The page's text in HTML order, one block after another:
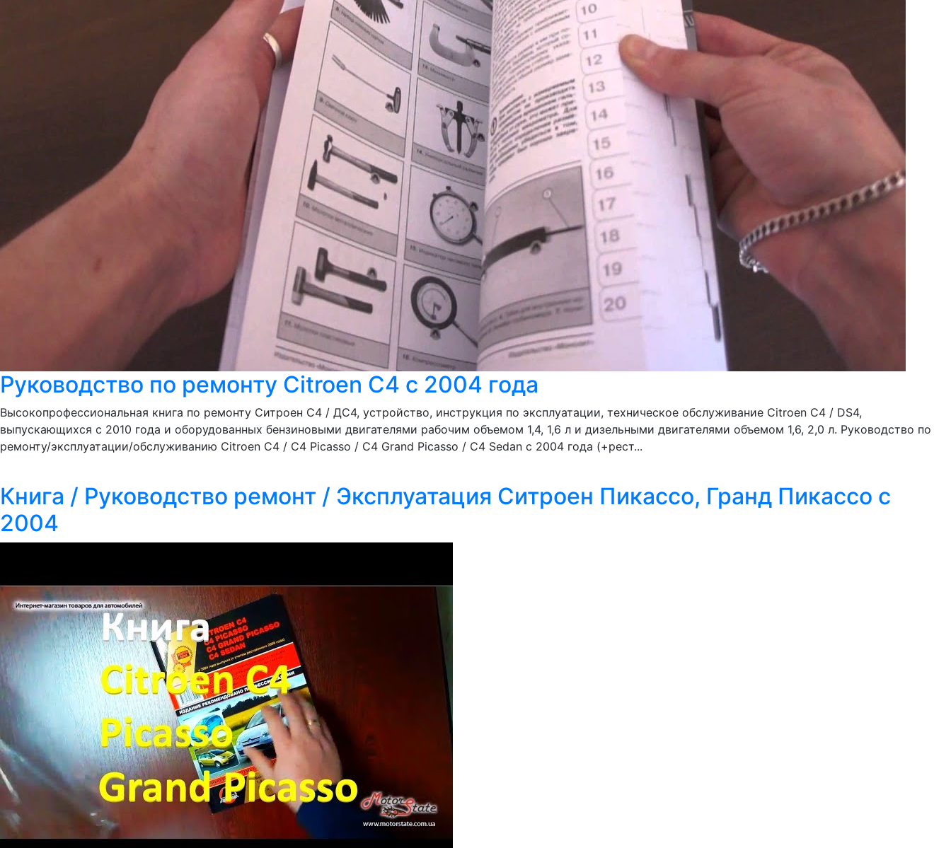
Руководство по ремонту Citroen C4 c 2004 года
Высокопрофессиональная книга по ремонту Ситроен С4 / ДС4, устройство, инструкция по эксплуатации, техническое обслуживание Citroen C4 / DS4,
выпускающихся с 2010 года и оборудованных бензиновыми двигателями рабочим объемом 1,4, 1,6 л и дизельными двигателями объемом 1,6, 2,0 л. Руководство по
ремонту/эксплуатации/обслуживанию Citroen C4 / C4 Picasso / C4 Grand Picasso / C4 Sedan с 2004 года (+рест...
Книга / Руководство ремонт / Эксплуатация Ситроен Пикассо, Гранд Пикассо с
2004